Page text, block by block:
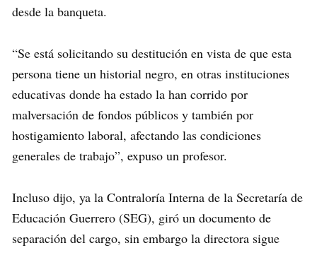
desde la banqueta.
“Se está solicitando su destitución en vista de que esta
persona tiene un historial negro, en otras instituciones
educativas donde ha estado la han corrido por
malversación de fondos públicos y también por
hostigamiento laboral, afectando las condiciones
generales de trabajo”, expuso un profesor.
Incluso dijo, ya la Contraloría Interna de la Secretaría de
Educación Guerrero (SEG), giró un documento de
separación del cargo, sin embargo la directora sigue